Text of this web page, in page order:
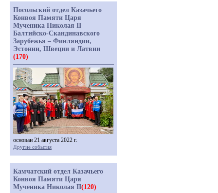
Посольский отдел Казачьего
Конвоя Памяти Царя
Мученика Николая II
Балтийско-Скандинавского
Зарубежья – Финляндии,
Эстонии, Швеции и Латвии
(170)
основан 21 августа 2022 г.
Другие события
Камчатский отдел Казачьего
Конвоя Памяти Царя
Мученика Николая II(120)